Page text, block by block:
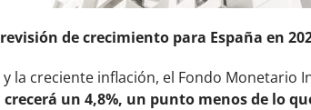
de crecimiento para España en
la creciente inflación, el Fondo Monetario
un 4,8%, un punto menos de lo